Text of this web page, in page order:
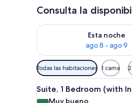
Consulta la
Esta noche
ago 8 - ago 9
Consulta la
Filtros
disponibles
para
las
Todas las habitaciones 1 cama
Abrir
todas
11
Suite, 1 Bedroom (with
Muy bueno